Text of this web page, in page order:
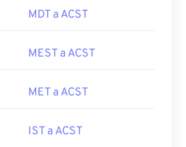
MDT a ACST
MEST a ACST
MET a ACST
IST a ACST